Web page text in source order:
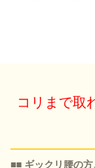
コリまで取
■■ ギックリ腰の